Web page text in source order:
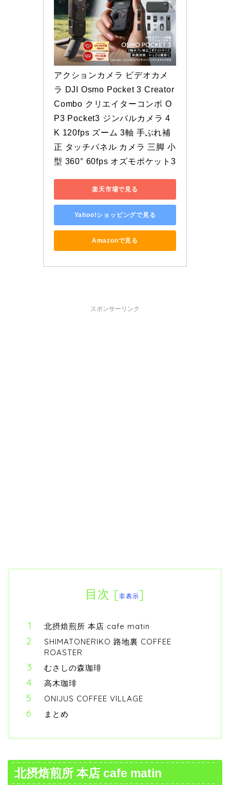
アクションカメラ ビデオカメ
ラ DJI Osmo Pocket 3 Creator
Combo クリエイターコンボ O
P3 Pocket3 ジンバルカメラ 4
K 120fps ズーム 3軸 手ぶれ補
正 タッチパネル カメラ 三脚 小
型 360° 60fps オズモポケット3
楽天市場で見る
Yahoo!ショッピングで見る
Amazonで見る
スポンサーリンク
目次 [非表示]
北摂焙煎所 本店 cafe matin
SHIMATONERIKO 路地裏 COFFEE
ROASTER
むさしの森珈琲
高木珈琲
ONIJUS COFFEE VILLAGE
まとめ
北摂焙煎所 本店 cafe matin